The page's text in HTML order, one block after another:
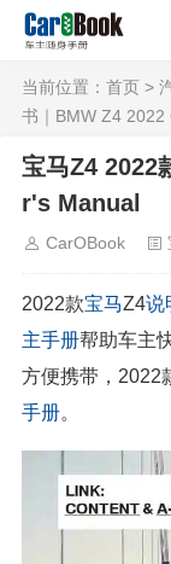
当前位置： 首页 >
书｜BMW Z4 2022
宝马Z4 2022
r's Manual
CarOBook
2022款宝马Z4说
主手册帮助车主
方便携带，2022
手册。